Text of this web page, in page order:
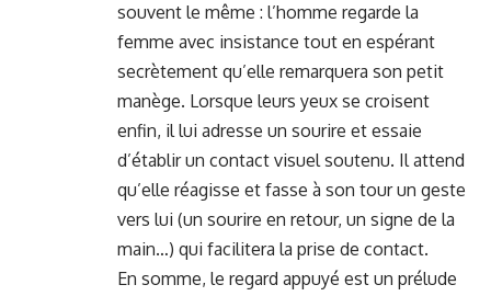
souvent le même : l’homme regarde la
femme avec insistance tout en espérant
secrètement qu’elle remarquera son petit
manège. Lorsque leurs yeux se croisent
enfin, il lui adresse un sourire et essaie
d’établir un contact visuel soutenu. Il attend
qu’elle réagisse et fasse à son tour un geste
vers lui (un sourire en retour, un signe de la
main…) qui facilitera la prise de contact.
En somme, le regard appuyé est un prélude